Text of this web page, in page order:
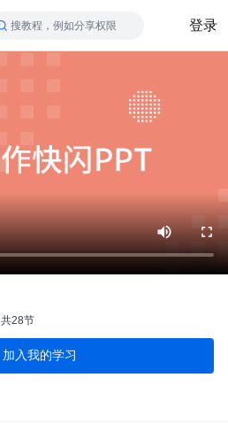
搜教程，例如分享权限 登录
共28节
加入我的学习